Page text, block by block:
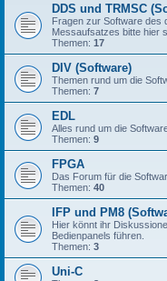
DDS und TRMSC
Fragen zur Software des
Messaufsatzes bitte hier
Themen: 17
DIV (Software)
Themen rund um die
Themen: 7
EDL
Alles rund um die
Themen: 9
FPGA
Das Forum für die
Themen: 40
IFP und PM8
Hier könnt ihr
Bedienpanels führen.
Themen: 3
Uni-C